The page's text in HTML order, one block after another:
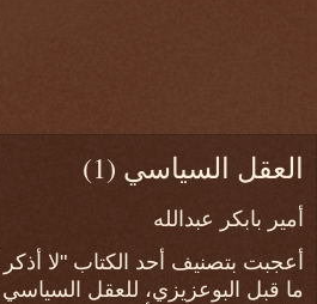
العقل السياسي (1)
أمير بابكر عبدالله
أعجبت بتصنيف أحد الكتاب "لا
ما قبل البوعزيزي، للعقل